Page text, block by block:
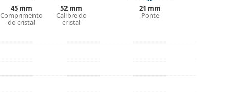
cor do estojo e o seu design podem variar.
de sol. Alguns modelos podem vir com um
estilos de marcas populares.
45 mm
Comprimento
do cristal
52 mm
Calibre do
cristal
21 mm
Ponte